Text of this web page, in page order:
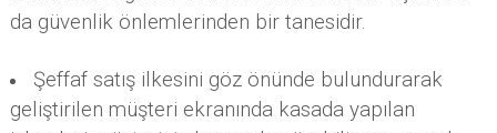
da güvenlik önlemlerinden bir tanesidir.
Şeffaf satış ilkesini göz önünde bulundurarak
geliştirilen müşteri ekranında kasada yapılan